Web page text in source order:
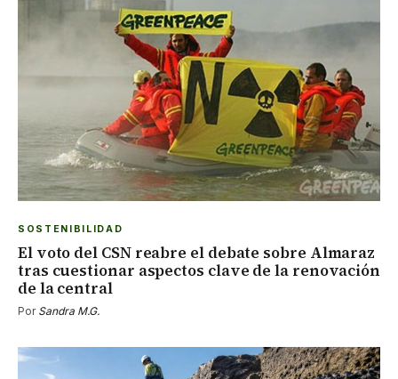
SOSTENIBILIDAD
El voto del CSN reabre el debate sobre Almaraz
tras cuestionar aspectos clave de la renovación
de la central
Por Sandra M.G.